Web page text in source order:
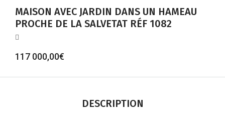
MAISON AVEC JARDIN DANS UN HAMEAU
PROCHE DE LA SALVETAT RÉF 1082
117 000,00€
DESCRIPTION